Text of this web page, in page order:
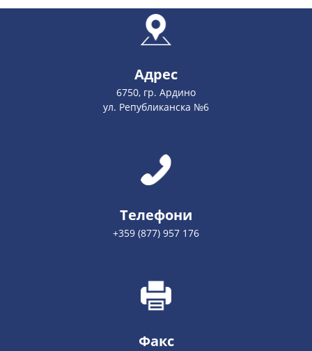
Адрес
6750, гр. Ардино
ул. Републиканска №6
Телефони
+359 (877) 957 176
Факс